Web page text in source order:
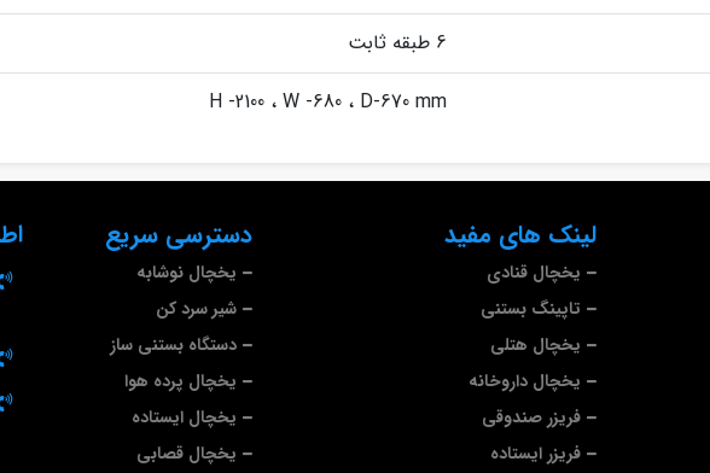
6 طبقه ثابت
H -2100 ، W -680 ، D-670 mm
لینک های مفید
یخچال قنادی
تاپینگ بستنی
یخچال هتلی
یخچال داروخانه
فریزر صندوقی
فریزر ایستاده
دسترسی سریع
یخچال نوشابه
شیر سرد کن
دستگاه بستنی ساز
یخچال پرده هوا
یخچال ایستاده
یخچال قصابی